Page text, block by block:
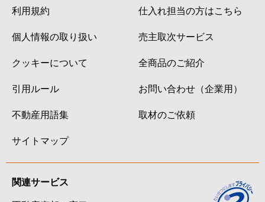
利用規約
個人情報の取り扱い
クッキーについて
引用ルール
不動産用語集
サイトマップ
仕入れ担当の方はこちら
売主取次サービス
全商品のご紹介
お問い合わせ（企業用）
取材のご依頼
関連サービス